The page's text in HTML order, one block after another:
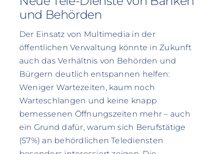
und Behörden
Der Einsatz von Multimedia in der
öffentlichen Verwaltung könnte in Zukunft
auch das Verhältnis von Behörden und
Bürgern deutlich entspannen helfen:
Weniger Wartezeiten, kaum noch
Warteschlangen und keine knapp
bemessenen Öffnungszeiten mehr – auch
ein Grund dafür, warum sich Berufstätige
(57%) an behördlichen Telediensten